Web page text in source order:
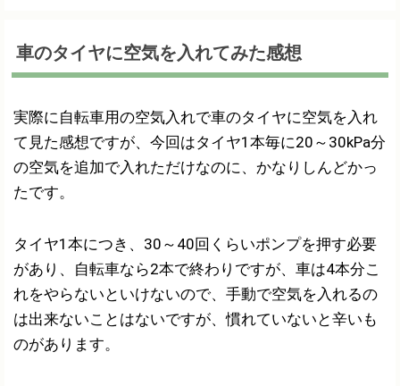
車のタイヤに空気を入れてみた感想
実際に自転車用の空気入れで車のタイヤに空気を入れ
て見た感想ですが、今回はタイヤ1本毎に20～30kPa分
の空気を追加で入れただけなのに、かなりしんどかっ
たです。
タイヤ1本につき、30～40回くらいポンプを押す必要
があり、自転車なら2本で終わりですが、車は4本分こ
れをやらないといけないので、手動で空気を入れるの
は出来ないことはないですが、慣れていないと辛いも
のがあります。